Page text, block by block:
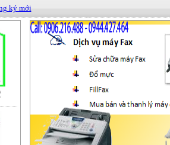
ký mới